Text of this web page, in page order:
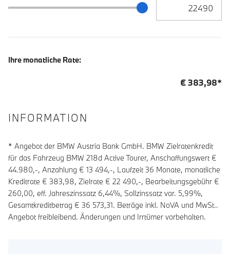
Zielrate / Restbetrag Schieberegler
Ihre monatliche Rate:
€383,98*
INFORMATION
* Angebot der BMW Austria Bank GmbH. BMW Zielratenkredit
für das Fahrzeug BMW 218d Active Tourer, Anschaffungswert €
44.980,-, Anzahlung € 13 494,-, Laufzeit36 Monate, monatliche
Kreditrate € 383,98, Zielrate € 22 490,-, Bearbeitungsgebühr €
260,00, eff. Jahreszinssatz 6,44%, Sollzinssatz var. 5,99%,
Gesamtkreditbetrag € 36 573,31. Beträge inkl. NoVA und MwSt..
Angebot freibleibend. Änderungen und Irrtümer vorbehalten.